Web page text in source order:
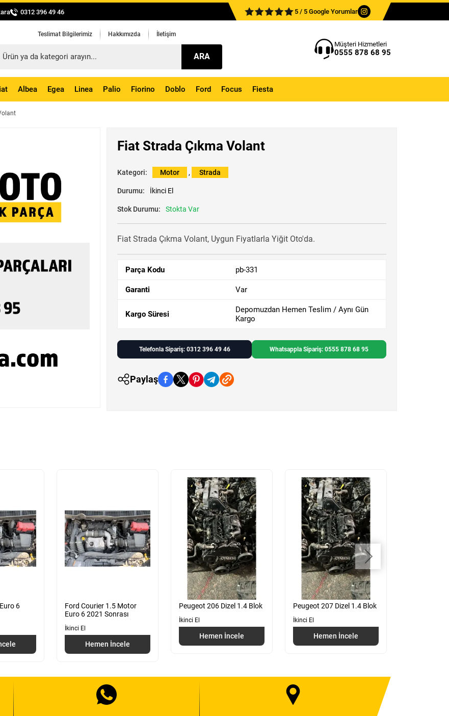
0312 396 49 46 5 / 5 Google Yorumlar
Teslimat Bilgilerimiz Hakkımızda İletişim
ARA
Müşteri Hizmetleri
0555 878 68 95
Albea Egea Linea Palio Fiorino Doblo Ford Focus Fiesta
Fiat Strada Çıkma Volant
Kategori: Motor , Strada
Durumu: İkinci El
Stok Durumu: Stokta Var
Fiat Strada Çıkma Volant, Uygun Fiyatlarla Yiğit Oto'da.
Parça Kodu pb-331
Garanti Var
Kargo Süresi
Depomuzdan Hemen Teslim / Aynı Gün
Kargo
Telefonla Sipariş: 0312 396 49 46 Whatsappla Sipariş: 0555 878 68 95
Paylaş
6
Ford Courier 1.5 Motor
Euro 6 2021 Sonrası
İkinci El
Hemen İncele
Peugeot 206 Dizel 1.4 Blok
İkinci El
Hemen İncele
Peugeot 207 Dizel 1.4 Blok
İkinci El
Hemen İncele